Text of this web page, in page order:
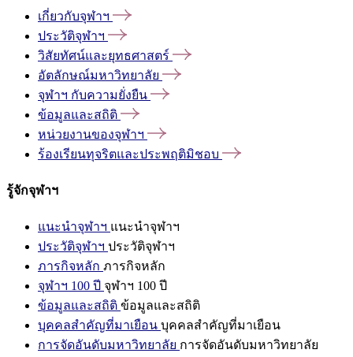
เกี่ยวกับจุฬาฯ
ประวัติจุฬาฯ
วิสัยทัศน์และยุทธศาสตร์
อัตลักษณ์มหาวิทยาลัย
จุฬาฯ กับความยั่งยืน
ข้อมูลและสถิติ
หน่วยงานของจุฬาฯ
ร้องเรียนทุจริตและประพฤติมิชอบ
รู้จักจุฬาฯ
แนะนำจุฬาฯ แนะนำจุฬาฯ
ประวัติจุฬาฯ ประวัติจุฬาฯ
ภารกิจหลัก ภารกิจหลัก
จุฬาฯ 100 ปี จุฬาฯ 100 ปี
ข้อมูลและสถิติ ข้อมูลและสถิติ
บุคคลสำคัญที่มาเยือน บุคคลสำคัญที่มาเยือน
การจัดอันดับมหาวิทยาลัย การจัดอันดับมหาวิทยาลัย